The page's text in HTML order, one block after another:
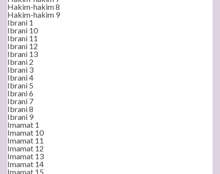
Hakim-hakim 8
Hakim-hakim 9
Ibrani 1
Ibrani 10
Ibrani 11
Ibrani 12
Ibrani 13
Ibrani 2
Ibrani 3
Ibrani 4
Ibrani 5
Ibrani 6
Ibrani 7
Ibrani 8
Ibrani 9
Imamat 1
Imamat 10
Imamat 11
Imamat 12
Imamat 13
Imamat 14
Imamat 15